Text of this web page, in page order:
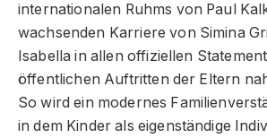
internationalen Ruhms von Paul
wachsenden Karriere von Simina
Isabella in allen offiziellen
öffentlichen Auftritten der Eltern
So wird ein modernes
in dem Kinder als eigenständige